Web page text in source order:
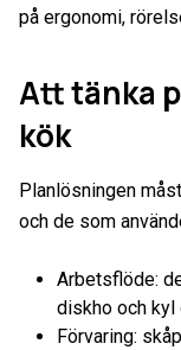
på ergonomi,
Att tänka
kök
Planlösningen
och de som
Arbetsflöde:
diskho och
Förvaring: